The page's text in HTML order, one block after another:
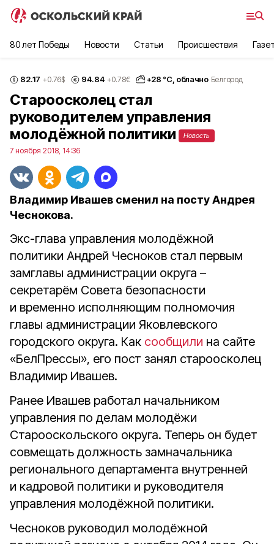
80 лет Победы Новости Статьи Происшествия
82.17 +0.76$ 94.84 +0.78€ +28 °С, облачно Белгород
Староосколец стал
руководителем управления
молодёжной политики
Новость
7 ноября 2018, 14:36
Владимир Ивашев сменил на посту Андрея
Чеснокова.
Экс-глава управления молодёжной
политики Андрей Чесноков стал первым
замглавы администрации округа –
секретарём Совета безопасности
и временно исполняющим полномочия
главы администрации Яковлевского
городского округа. Как сообщили на сайте
«БелПрессы», его пост занял староосколец
Владимир Ивашев.
Ранее Ивашев работал начальником
управления по делам молодёжи
Старооскольского округа. Теперь он будет
совмещать должность замначальника
регионального департамента внутренней
и кадровой политики и руководителя
управления молодёжной политики.
Чесноков руководил молодёжной